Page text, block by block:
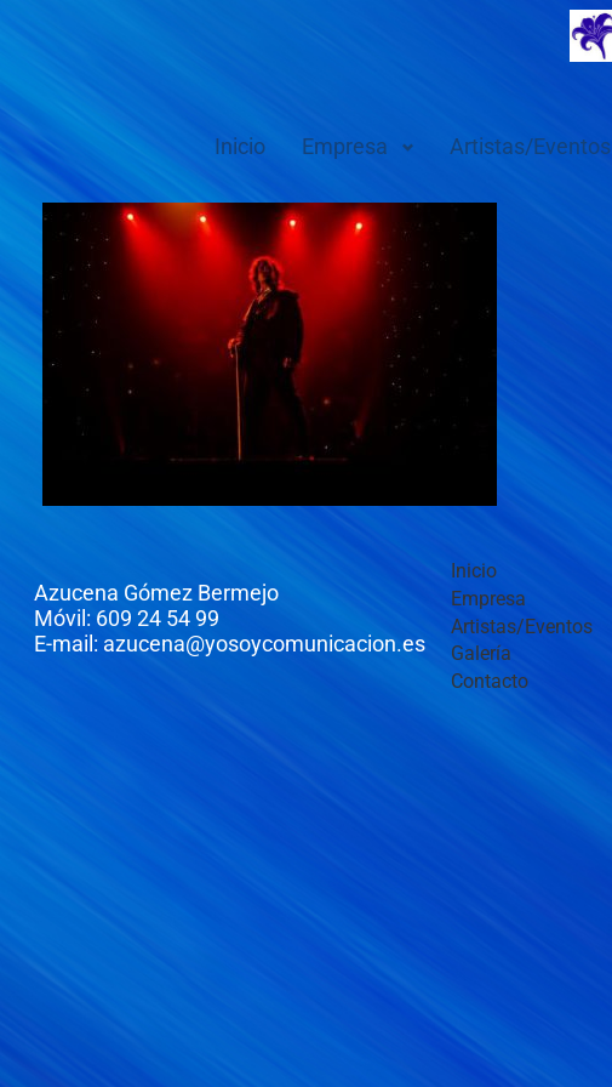
Inicio Empresa Artistas/Eventos
Azucena Gómez Bermejo
Móvil: 609 24 54 99
E-mail: azucena@yosoycomunicacion.es
Inicio
Empresa
Artistas/Eventos
Galería
Contacto